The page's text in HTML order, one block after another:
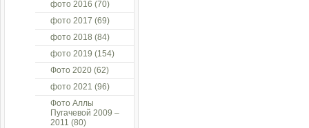
фото 2016 (70)
фото 2017 (69)
фото 2018 (84)
фото 2019 (154)
Фото 2020 (62)
фото 2021 (96)
Фото Аллы
Пугачевой 2009 –
2011 (80)